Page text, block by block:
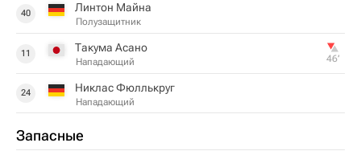
40 Линтон Майна
Полузащитник
11 Такума Асано
Нападающий 46‎’‎
24 Никлас Фюллькруг
Нападающий
Запасные